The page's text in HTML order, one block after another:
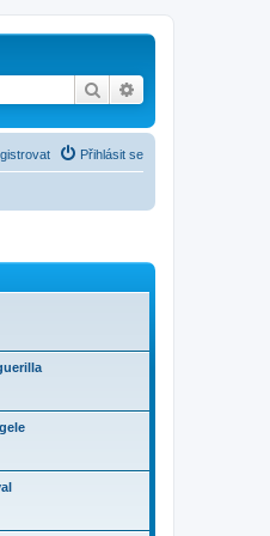
Hledat
Přihlásit se